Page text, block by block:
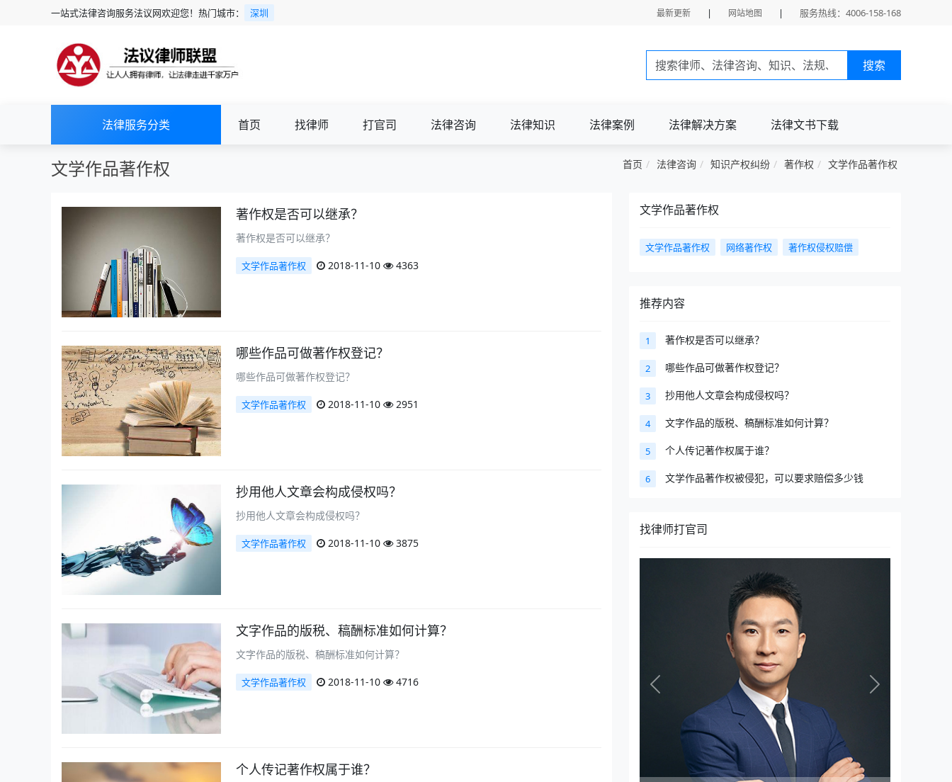
一站式法律咨询服务法议网欢迎您！热门城市： 深圳 最新更新 | 网站地图 | 服务热线：4006-158-168
搜索
法律服务分类 首页 找律师 打官司 法律咨询 法律知识 法律案例 法律解决方案 法律文书下载
文学作品著作权 首页 法律咨询 知识产权纠纷 著作权 文学作品著作权
著作权是否可以继承？
著作权是否可以继承？
文学作品著作权 2018-11-10 4363
哪些作品可做著作权登记？
哪些作品可做著作权登记？
文学作品著作权 2018-11-10 2951
抄用他人文章会构成侵权吗？
抄用他人文章会构成侵权吗？
文学作品著作权 2018-11-10 3875
文字作品的版税、稿酬标准如何计算？
文字作品的版税、稿酬标准如何计算？
文学作品著作权 2018-11-10 4716
个人传记著作权属于谁？
文学作品著作权
文学作品著作权 网络著作权 著作权侵权赔偿
推荐内容
1 著作权是否可以继承？
2 哪些作品可做著作权登记？
3 抄用他人文章会构成侵权吗？
4 文字作品的版税、稿酬标准如何计算？
5 个人传记著作权属于谁？
6 文学作品著作权被侵犯，可以要求赔偿多少钱
找律师打官司
Previous Next